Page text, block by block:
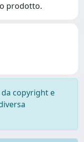
prodotto.
copyright e